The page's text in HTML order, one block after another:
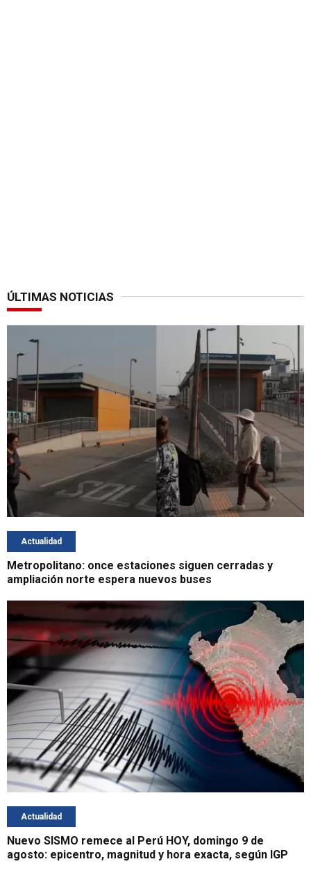
ÚLTIMAS NOTICIAS
Actualidad
Metropolitano: once estaciones siguen cerradas y
ampliación norte espera nuevos buses
Actualidad
Nuevo SISMO remece al Perú HOY, domingo 9 de
agosto: epicentro, magnitud y hora exacta, según IGP